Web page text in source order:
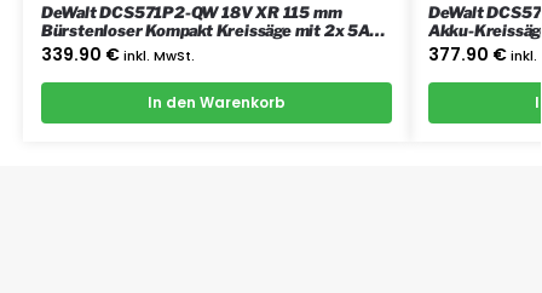
DeWalt DCS571P2-QW 18V XR 115 mm
Bürstenloser Kompakt Kreissäge mit 2x 5Ah
Akkus, Ladegerät und Koffer
339.90 € inkl. MwSt.
In den Warenkorb
DeWalt
Akku-
377.90 € inkl.